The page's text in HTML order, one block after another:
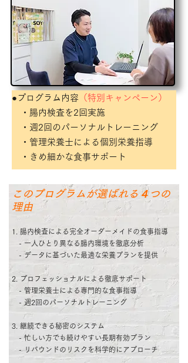
●プログラム内容 （特別キャンペーン）
・腸内検査を2回実施
・週2回のパーソナルトレーニング
・管理栄養士による個別栄養指導
・きめ細かな食事サポート
このプログラムが選ばれる４つの
理由
1. 腸内検査による完全オーダーメイドの食事指導
- 一人ひとり異なる腸内環境を徹底分析
- データに基づいた最適な栄養プランを提供
2. プロフェッショナルによる徹底サポート
- 管理栄養士による専門的な食事指導
- 週2回のパーソナルトレーニング
3. 継続できる秘密のシステム
- 忙しい方でも続けやすい長期有効プラン
- リバウンドのリスクを科学的にアプローチ